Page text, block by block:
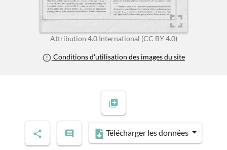
Attribution 4.0 International (CC BY 4.0)
Conditions d'utilisation des images du site
Télécharger les données